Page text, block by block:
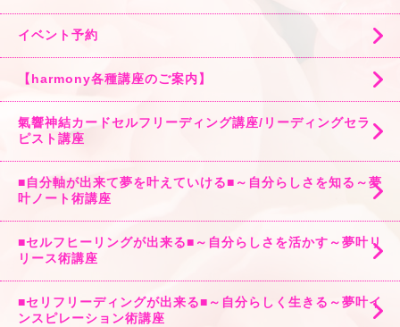
イベント予約
【harmony各種講座のご案内】
氣響神結カードセルフリーディング講座/リーディングセラ
ピスト講座
■自分軸が出来て夢を叶えていける■～自分らしさを知る～夢
叶ノート術講座
■セルフヒーリングが出来る■～自分らしさを活かす～夢叶リ
リース術講座
■セリフリーディングが出来る■～自分らしく生きる～夢叶イ
ンスピレーション術講座